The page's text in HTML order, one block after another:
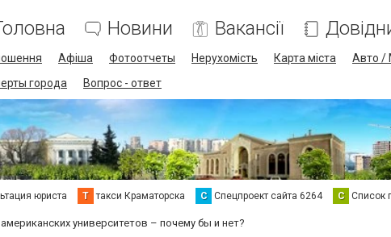
Новини Вакансії
Афіша Фотоотчеты Нерухомість Карта міста Авто /
города
Вопрос - ответ
юриста Т такси Краматорска С Спецпроект сайта 6264 С Список
университетов – почему бы и нет?